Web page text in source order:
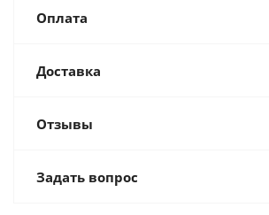
Оплата
Доставка
Отзывы
Задать вопрос